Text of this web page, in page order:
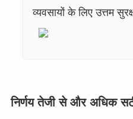
व्यवसायों के लिए उत्तम
निर्णय तेजी से और अधिक